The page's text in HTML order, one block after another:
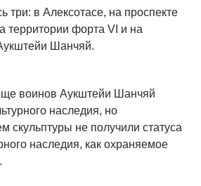
три: в Алексотасе, на проспекте
территории форта VI и на
Шанчяй.
воинов Аукштейи Шанчяй
наследия, но
скульптуры не получили статуса
наследия, как охраняемое